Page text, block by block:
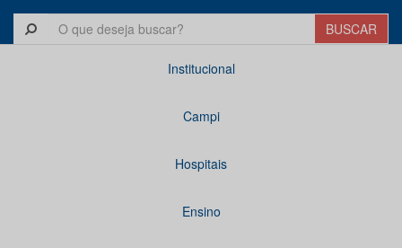
Institucional
Campi
Hospitais
Ensino